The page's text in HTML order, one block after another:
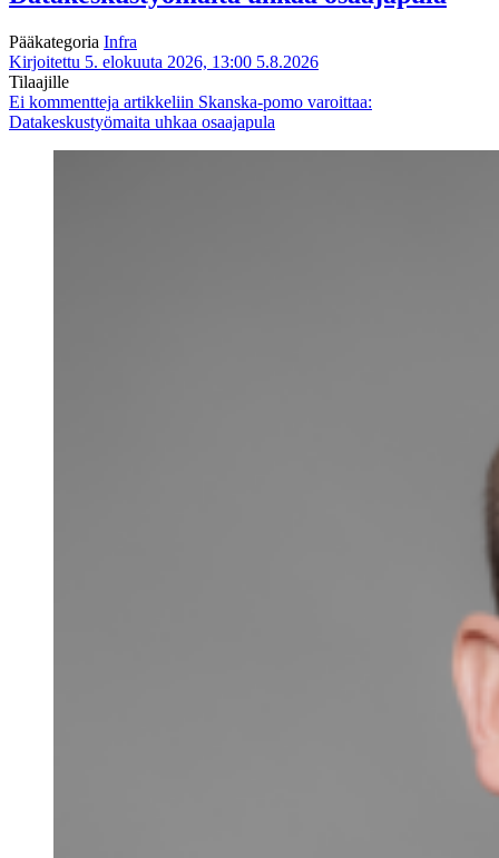
Pääkategoria Infra
Kirjoitettu 5. elokuuta 2026, 13:00 5.8.2026
Tilaajille
Ei kommentteja artikkeliin Skanska-pomo varoittaa:
Datakeskustyömaita uhkaa osaajapula